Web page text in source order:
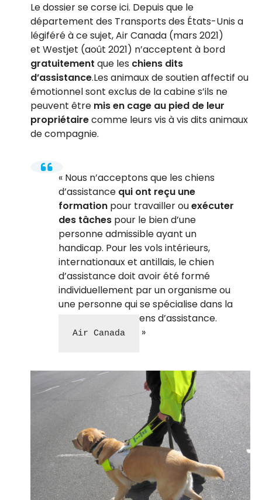
Le dossier se corse ici. Depuis que le
département des Transports des États-Unis a
légiféré à ce sujet, Air Canada (mars 2021)
et Westjet (août 2021) n’acceptent à bord
gratuitement que les chiens dits
d’assistance.Les animaux de soutien affectif ou
émotionnel sont exclus de la cabine s’ils ne
peuvent être mis en cage au pied de leur
propriétairecomme leurs vis à vis dits animaux
de compagnie.
Nous n’acceptons que les chiens
d’assistance qui ont reçu une
formation pour travailler ouexécuter
des tâches pour le bien d’une
personne admissible ayant un
handicap. Pour les vols intérieurs,
internationaux et antillais, le chien
d’assistance doit avoir été formé
individuellement par un organisme ou
une personne qui se spécialise dans la
formation des chiens d’assistance.
Air Canada